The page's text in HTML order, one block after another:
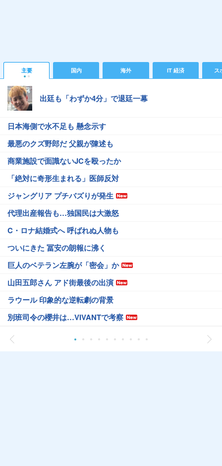
主要 国内 海外 IT 経済 ス
出廷も「わずか4分」で退廷一幕
日本海側で水不足も 懸念示す
最悪のクズ野郎だ 父親が陳述も
商業施設で面識ないJCを殴ったか
「絶対に奇形生まれる」医師反対
ジャングリア プチバズりが発生
代理出産報告も…独国民は大激怒
C・ロナ結婚式へ 呼ばれぬ人物も
ついにきた 冨安の朗報に沸く
巨人のベテラン左腕が「密会」か
山田五郎さん アド街最後の出演
ラウール 印象的な逆転劇の背景
別班司令の櫻井は…VIVANTで考察